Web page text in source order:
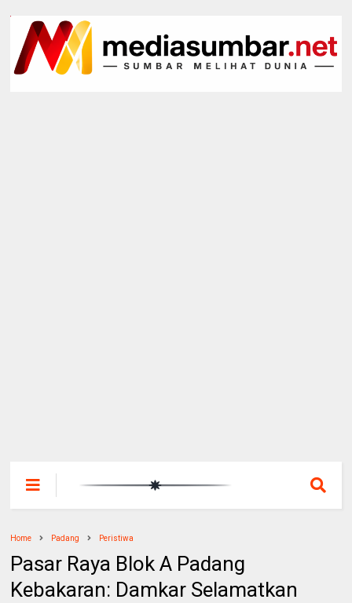
Home Padang Peristiwa
Pasar Raya Blok A Padang
Kebakaran: Damkar Selamatkan